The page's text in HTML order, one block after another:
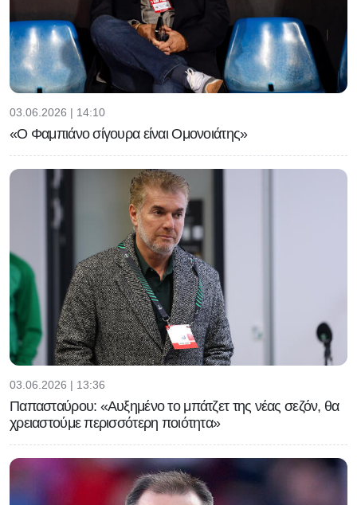
03.06.2026 | 14:10
«Ο Φαμπιάνο σίγουρα είναι Ομονοιάτης»
03.06.2026 | 13:36
Παπασταύρου: «Αυξημένο το μπάτζετ της νέας σεζόν, θα
χρειαστούμε περισσότερη ποιότητα»